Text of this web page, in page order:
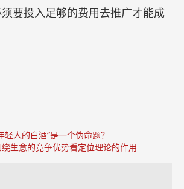
要投入足够的费用去推广才能成
轻人的白酒”是一个伪命题？
生意的竞争优势看定位理论的作用